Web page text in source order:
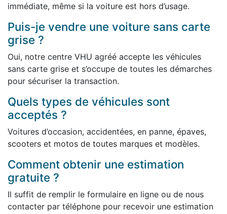
immédiate, même si la voiture est hors d’usage.
Puis-je vendre une voiture sans carte
grise ?
Oui, notre centre VHU agréé accepte les véhicules
sans carte grise et s’occupe de toutes les démarches
pour sécuriser la transaction.
Quels types de véhicules sont
acceptés ?
Voitures d’occasion, accidentées, en panne, épaves,
scooters et motos de toutes marques et modèles.
Comment obtenir une estimation
gratuite ?
Il suffit de remplir le formulaire en ligne ou de nous
contacter par téléphone pour recevoir une estimation